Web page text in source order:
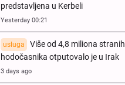
predstavljena u Kerbeli
Yesterday 00:21
usluga
Više od 4,8 miliona stranih
hodočasnika otputovalo je u Irak
3 days ago